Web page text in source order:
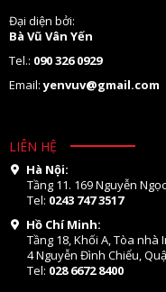
Đại diện bởi:
Bà Vũ Vân Yến
Tel.: 090 326 0929
Email:yenvuv@gmail.com
LIÊN HỆ
Hà Nội:
Tầng 11. 169 Nguyễn
Tel: 0243 747 3517
Hồ Chí Minh:
Tầng 18, Khối A, Tòa nhà
4 Nguyễn Đình Chiểu,
Tel: 028 6672 8400